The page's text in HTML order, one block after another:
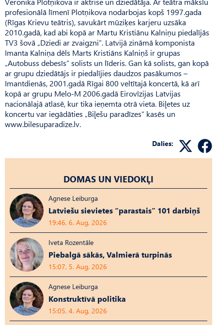
profesionālā līmenī Plotņikova nodarbojas kopš 1997.gada
(Rīgas Krievu teātris), savukārt mūziķes karjeru uzsāka
2010.gadā, kad abi kopā ar Martu Kristiānu Kalniņu piedalījās
TV3 šovā „Dziedi ar zvaigzni”. Latvijā zināmā komponista
Imanta Kalniņa dēls Marts Kristiāns Kalniņš ir grupas
„Autobuss debesīs” solists un līderis. Gan kā solists, gan kopā
ar grupu dziedātājs ir piedalījies daudzos pasākumos –
Imantdienās, 2001.gadā Rīgai 800 veltītajā koncertā, kā arī
kopā ar grupu Melo-M 2006.gadā Eirovīzijas Latvijas
nacionālajā atlasē, kur tika ieņemta otrā vieta. Biļetes uz
koncertu var iegādāties „Biļešu paradīzes” kasēs un
www.bilesuparadize.lv.
Dalies:
DOMAS UN VIEDOKĻI
Agnese Leiburga
Latviešu sievietes “parastais” 101 darbiņš
19:46, 6. Aug, 2026
Iveta Rozentāle
Piebalgā sākās, Valmierā turpinās
15:07, 5. Aug, 2026
Agnese Leiburga
Konstruktīvā politika
15:05, 4. Aug, 2026